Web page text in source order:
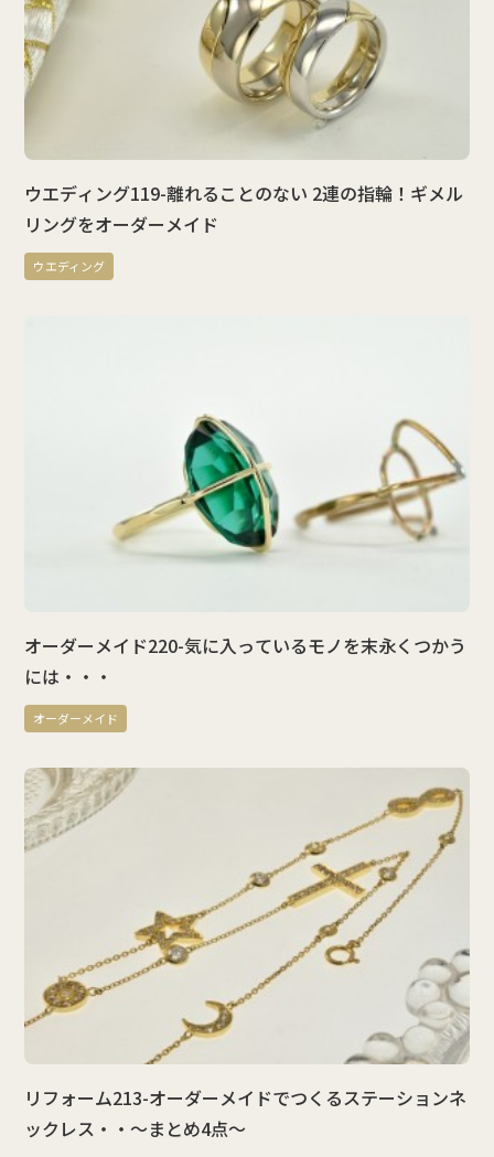
ウエディング119-離れることのない 2連の指輪！ギメル
リングをオーダーメイド
ウエディング
オーダーメイド220-気に入っているモノを末永くつかう
には・・・
オーダーメイド
リフォーム213-オーダーメイドでつくるステーションネ
ックレス・・～まとめ4点～